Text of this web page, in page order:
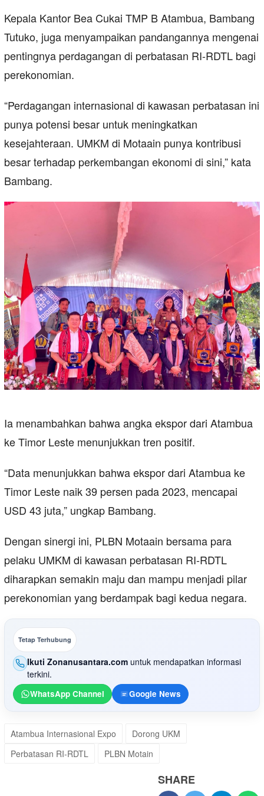
Kepala Kantor Bea Cukai TMP B Atambua, Bambang
Tutuko, juga menyampaikan pandangannya mengenai
pentingnya perdagangan di perbatasan RI-RDTL bagi
perekonomian.
“Perdagangan internasional di kawasan perbatasan ini
punya potensi besar untuk meningkatkan
kesejahteraan. UMKM di Motaain punya kontribusi
besar terhadap perkembangan ekonomi di sini,” kata
Bambang.
Ia menambahkan bahwa angka ekspor dari Atambua
ke Timor Leste menunjukkan tren positif.
“Data menunjukkan bahwa ekspor dari Atambua ke
Timor Leste naik 39 persen pada 2023, mencapai
USD 43 juta,” ungkap Bambang.
Dengan sinergi ini, PLBN Motaain bersama para
pelaku UMKM di kawasan perbatasan RI-RDTL
diharapkan semakin maju dan mampu menjadi pilar
perekonomian yang berdampak bagi kedua negara.
Tetap Terhubung
Ikuti Zonanusantara.com untuk mendapatkan informasi
terkini.
WhatsApp Channel Google News
Atambua Internasional Expo
Dorong UKM
Perbatasan RI-RDTL
PLBN Motain
SHARE